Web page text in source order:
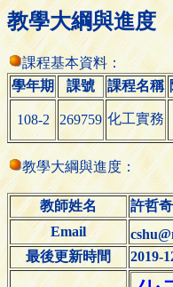
教學大綱與進度
課程基本資料：
學年期
課號 課程名稱
108-2 269759 化工實務
教學大綱與進度：
教師姓名
許哲奇
Email
最後更新時間
2019-